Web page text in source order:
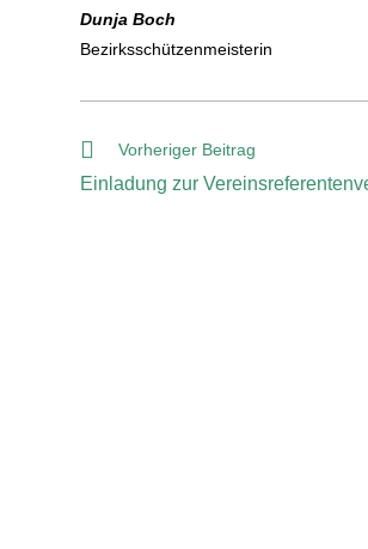
Dunja Boch
Bezirksschützenmeisterin
Vorheriger Beitrag
Einladung zur